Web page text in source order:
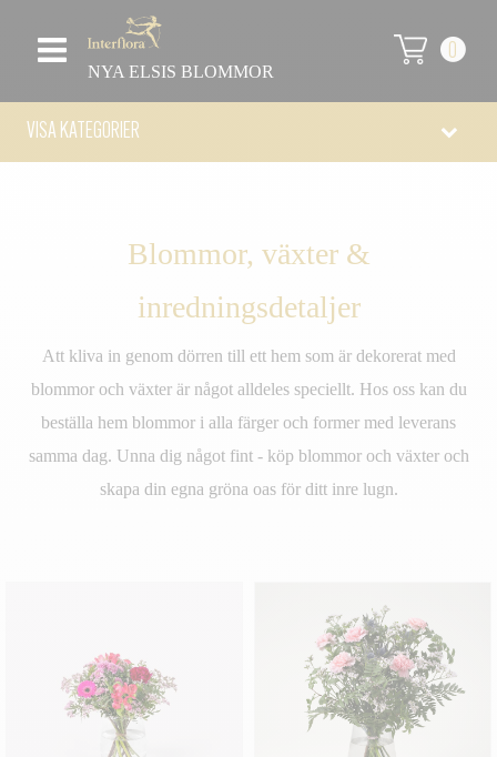
NYA ELSIS BLOMMOR
0
VISA KATEGORIER
Blommor, växter &
inredningsdetaljer
Att kliva in genom dörren till ett hem som är dekorerat med
blommor och växter är något alldeles speciellt. Hos oss kan du
beställa hem blommor i alla färger och former med leverans
samma dag. Unna dig något fint - köp blommor och växter och
skapa din egna gröna oas för ditt inre lugn.